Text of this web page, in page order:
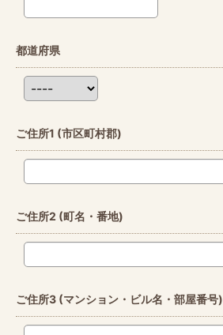
都道府県
ご住所1 (市区町村郡)
ご住所2 (町名・番地)
ご住所3 (マンション・ビル名・部屋番号)